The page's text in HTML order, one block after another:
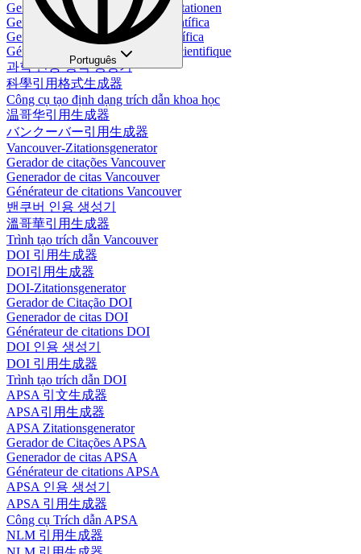
Generator für wissenschaftliche Zitationen
Gerador de formato de citação científica
Generador de formato de cita científica
Générateur de format de citation scientifique
과학 인용 형식 생성기
科學引用格式生成器
Công cụ tạo định dạng trích dẫn khoa học
温哥华引用生成器
バンクーバー引用生成器
Vancouver-Zitationsgenerator
Gerador de citações Vancouver
Generador de citas Vancouver
Générateur de citations Vancouver
밴쿠버 인용 생성기
溫哥華引用生成器
Trình tạo trích dẫn Vancouver
DOI 引用生成器
DOI引用生成器
DOI-Zitationsgenerator
Gerador de Citação DOI
Generador de citas DOI
Générateur de citations DOI
DOI 인용 생성기
DOI 引用生成器
Trình tạo trích dẫn DOI
APSA 引文生成器
APSA引用生成器
APSA Zitationsgenerator
Gerador de Citações APSA
Generador de citas APSA
Générateur de citations APSA
APSA 인용 생성기
APSA 引用生成器
Công cụ Trích dẫn APSA
NLM 引用生成器
Português